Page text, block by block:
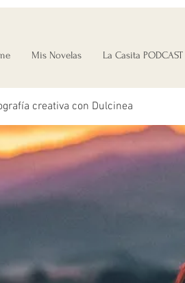
Mis Novelas La Casita PODCAST
creativa con Dulcinea